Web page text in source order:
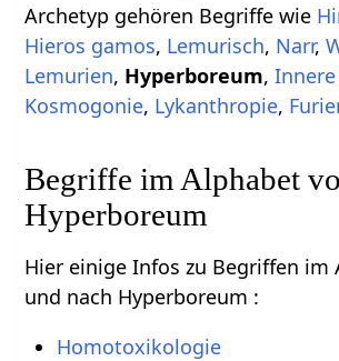
Archetyp gehören Begriffe wie
Hieros gamos, Lemurisch, Narr,
Lemurien, Hyperboreum,
Kosmogonie, Lykanthropie,
Begriffe im Alphabet
Hyperboreum
Hier einige Infos zu Begriffen im
und nach Hyperboreum :
Homotoxikologie